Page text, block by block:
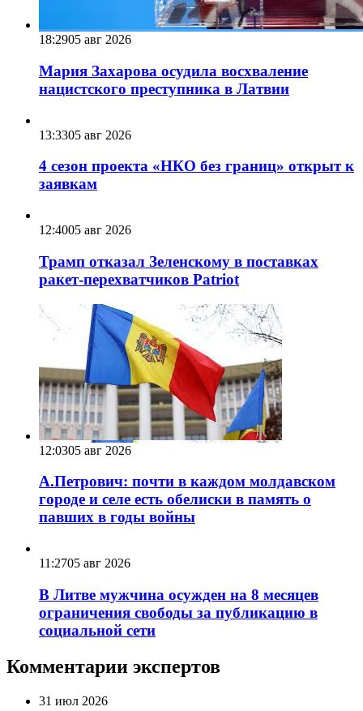
18:2905 авг 2026
Мария Захарова осудила восхваление
нацистского преступника в Латвии
13:3305 авг 2026
4 сезон проекта «НКО без границ» открыт к
заявкам
12:4005 авг 2026
Трамп отказал Зеленскому в поставках
ракет-перехватчиков Patriot
12:0305 авг 2026
А.Петрович: почти в каждом молдавском
городе и селе есть обелиски в память о
павших в годы войны
11:2705 авг 2026
В Литве мужчина осужден на 8 месяцев
ограничения свободы за публикацию в
социальной сети
Комментарии экспертов
31 июл 2026